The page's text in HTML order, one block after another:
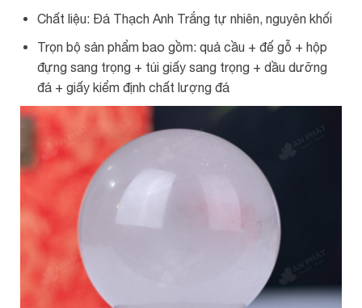
Chất liệu: Đá Thạch Anh Trắng tự nhiên, nguyên khối
Trọn bộ sản phẩm bao gồm: quả cầu + đế gỗ + hộp
đựng sang trọng + túi giấy sang trọng + dầu dưỡng
đá + giấy kiểm định chất lượng đá